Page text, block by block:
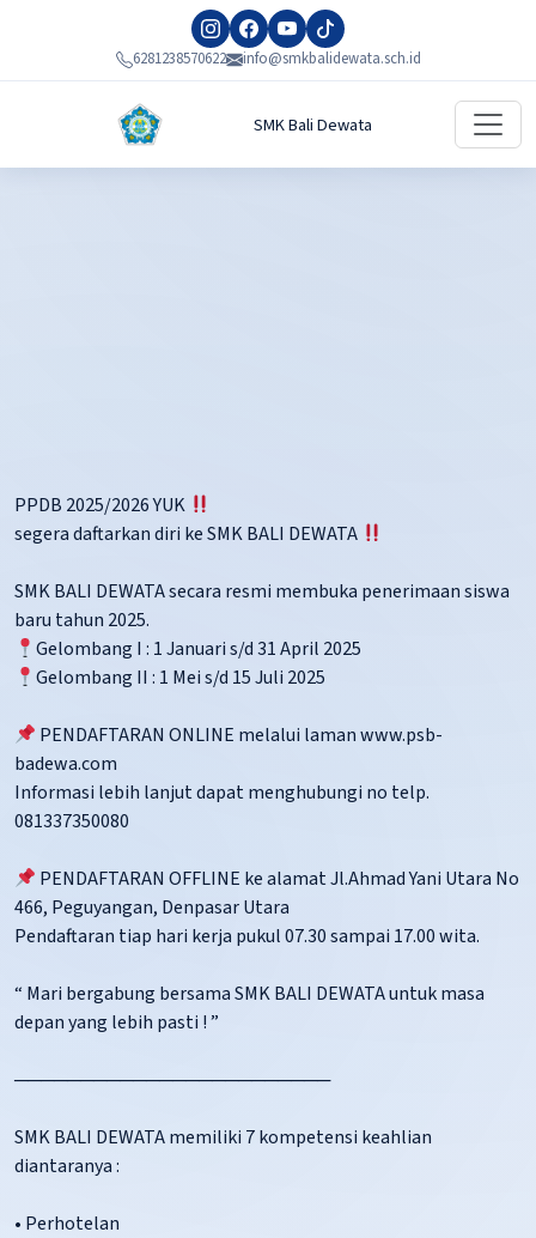
6281238570622 info@smkbalidewata.sch.id
SMK Bali Dewata
PPDB 2025/2026 YUK
segera daftarkan diri ke SMK BALI DEWATA
SMK BALI DEWATA secara resmi membuka penerimaan siswa
baru tahun 2025.
Gelombang I : 1 Januari s/d 31 April 2025
Gelombang II : 1 Mei s/d 15 Juli 2025
PENDAFTARAN ONLINE melalui laman www.psb-
badewa.com
Informasi lebih lanjut dapat menghubungi no telp.
081337350080
PENDAFTARAN OFFLINE ke alamat Jl.Ahmad Yani Utara No
466, Peguyangan, Denpasar Utara
Pendaftaran tiap hari kerja pukul 07.30 sampai 17.00 wita.
“ Mari bergabung bersama SMK BALI DEWATA untuk masa
depan yang lebih pasti ! ”
────────────────────────
SMK BALI DEWATA memiliki 7 kompetensi keahlian
diantaranya :
• Perhotelan